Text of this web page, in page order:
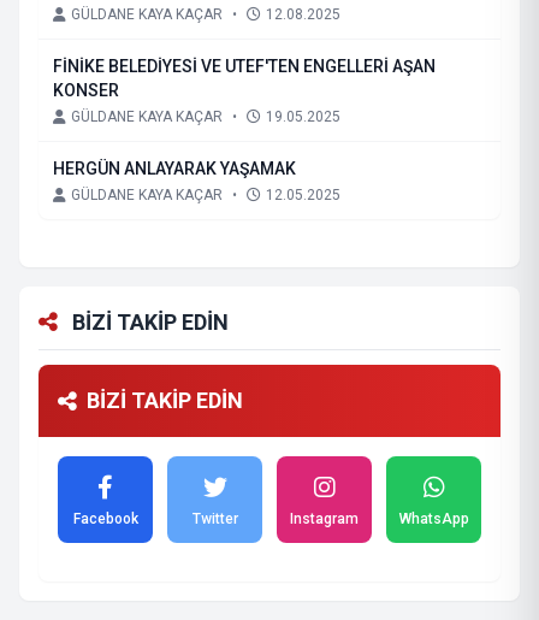
GÜLDANE KAYA KAÇAR • 12.08.2025
FİNİKE BELEDİYESİ VE UTEF'TEN ENGELLERİ AŞAN
KONSER
GÜLDANE KAYA KAÇAR • 19.05.2025
HERGÜN ANLAYARAK YAŞAMAK
GÜLDANE KAYA KAÇAR • 12.05.2025
BİZİ TAKİP EDİN
BİZİ TAKİP EDİN
Facebook Twitter Instagram WhatsApp